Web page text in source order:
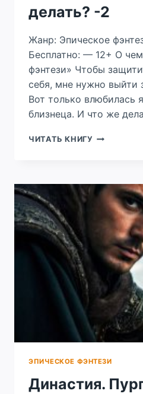
делать? -2
Жанр: Эпическое
Бесплатно: — 12+ О
фэнтези» Чтобы
себя, мне нужно выйти
Вот только влюбилась
близнеца. И что же
ЧИТАТЬ КНИГУ ЗАМУЖ
ЧТО
ДЕЛАТЬ?
ЭПИЧЕСКОЕ ФЭНТЕЗИ
Династия.